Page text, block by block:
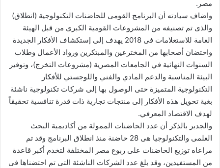
مصر.
واضاف سيادته أن البرنامج القومى للحاضنات التكنولوجية (انطلاق)
والذى تم تصنيفه من المشروعات القومية الكبرى من قبل الهيئة
العامة للاستعلامات فى 2018 يهدف إلى إستكشاف الأفكار الجديدة
واحتضان أصحابها من المخترعين والمبتكرين ورواد الأعمال وطلاب
السنوات النهائية في الجامعات المصرية (مشروعات التخرج)، وتوفير
البيئة المناسبة والدعم المادي والفني واللوجستي للأفكار
التكنولوجية المتميزة حتى الوصول بها إلى شركات تكنولوجية ناشئة
بغية تحويل هذه الأفكار إلى منتجات تجارية ذات قدرة تنافسية تحقيقاً
لهدف الاقتصاد المعرفي.
والجدير بالذكر أن عدد الحاضنات الممولة من أكاديمية البحث
العلمى والتكنولوجيا هى 28 حاضنة منذ انطلاق البرنامج وقد تم
مراعاه توزيع الحاضنات على ربوع مصر المختلفة لتخدم أكبر قاعدة
من المستفيدين، وقد بلغ عدد الشركات الناشئة التى تم احتضناها فى